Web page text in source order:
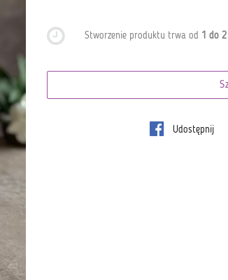
Stworzenie produktu trwa od 1 do
Udostępnij